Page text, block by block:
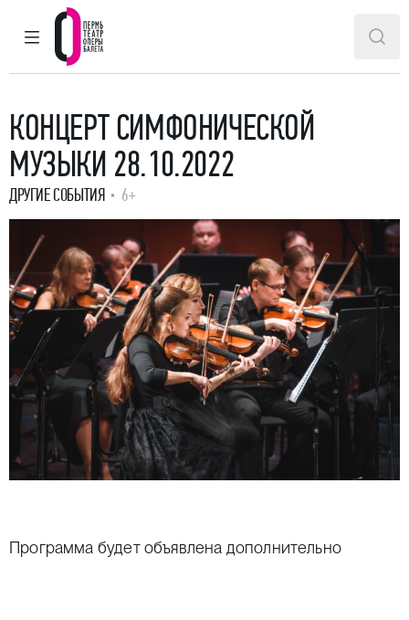
ГЛАВНОЕ МЕНЮ
Пермский театр оперы и балета
КОНЦЕРТ СИМФОНИЧЕСКОЙ
МУЗЫКИ 28.10.2022
ДРУГИЕ СОБЫТИЯ 6+
Программа будет объявлена дополнительно